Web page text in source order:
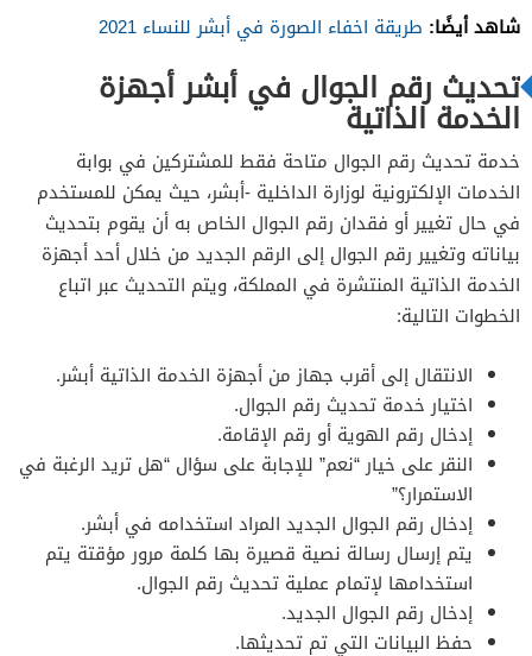
شاهد أيضًا: طريقة اخفاء الصورة في أبشر للنساء 2021
تحديث رقم الجوال في أبشر أجهزة
الخدمة الذاتية
خدمة تحديث رقم الجوال متاحة فقط للمشتركين في بوابة
الخدمات الإلكترونية لوزارة الداخلية -أبشر، حيث يمكن للمستخدم
في حال تغيير أو فقدان رقم الجوال الخاص به أن يقوم بتحديث
بياناته وتغيير رقم الجوال إلى الرقم الجديد من خلال أحد أجهزة
الخدمة الذاتية المنتشرة في المملكة، ويتم التحديث عبر اتباع
الخطوات التالية:
الانتقال إلى أقرب جهاز من أجهزة الخدمة الذاتية أبشر.
اختيار خدمة تحديث رقم الجوال.
إدخال رقم الهوية أو رقم الإقامة.
النقر على خيار “نعم” للإجابة على سؤال “هل تريد الرغبة في
الاستمرار؟”
إدخال رقم الجوال الجديد المراد استخدامه في أبشر.
يتم إرسال رسالة نصية قصيرة بها كلمة مرور مؤقتة يتم
استخدامها لإتمام عملية تحديث رقم الجوال.
إدخال رقم الجوال الجديد.
حفظ البيانات التي تم تحديثها.